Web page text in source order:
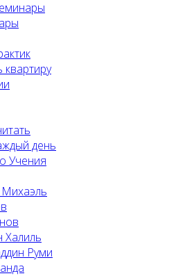
квартиру
день
Учения
Халиль
Руми